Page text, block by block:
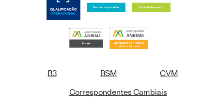
B3 BSM
CVM
Correspondentes Cambiais